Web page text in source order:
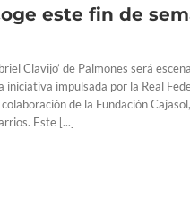
este fin de
Clavijo’ de Palmones será
iniciativa impulsada por la Real
colaboración de la Fundación
Este [...]